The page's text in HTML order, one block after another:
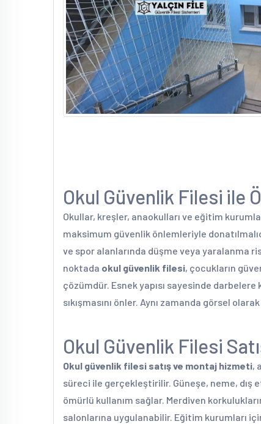
Okul Güvenlik Filesi ile
Okullar, kreşler, anaokulları ve eğitim
maksimum güvenlik önlemleriyle
ve spor alanlarında düşme veya yaralanma
noktada okul güvenlik filesi, çocukların
çözümdür. Esnek yapısı sayesinde
sıkışmasını önler. Aynı zamanda görsel
Okul Güvenlik Filesi
Okul güvenlik filesi satış ve montaj hizmeti,
süreci ile gerçekleştirilir. Güneşe, neme, dış
ömürlü kullanım sağlar. Merdiven
salonlarına uygulanabilir. Eğitim kurumları